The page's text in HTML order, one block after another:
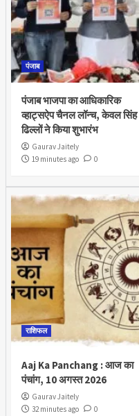
पंजाब
पंजाब भाजपा का आधिकारिक
व्हाट्सऐप चैनल लॉन्च, केवल सिंह
ढिल्लों ने किया शुभारंभ
Gaurav Jaitely
19 minutes ago
0
राशिफल
Aaj Ka Panchang : आज का
पंचांग, 10 अगस्त 2026
Gaurav Jaitely
32 minutes ago
0